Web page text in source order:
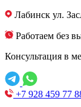
Лабинск ул.
Работаем без
Консультация в
+7 928 459 77